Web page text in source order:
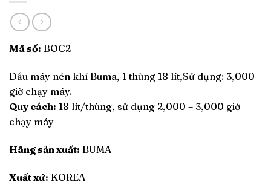
Mã số: BOC2
Dầu máy nén khí Buma, 1 thùng 18 lít,Sử dụng: 3,000
giờ chạy máy.
Quy cách: 18 lít/thùng, sử dụng 2,000 – 3,000 giờ
chạy máy
Hãng sản xuất: BUMA
Xuất xứ: KOREA